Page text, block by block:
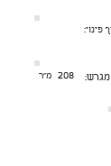
פינוי:
מ״ר 208